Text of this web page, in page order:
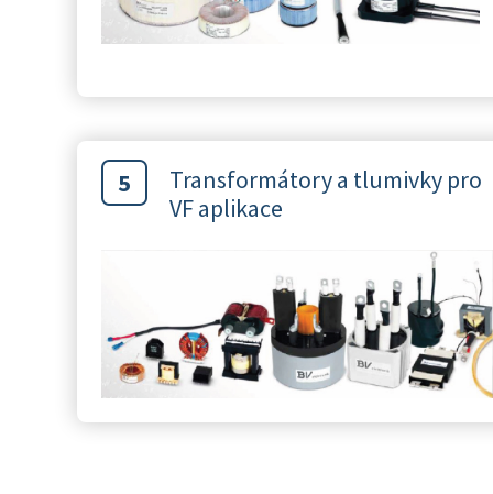
Transformátory a tlumivky pro
VF aplikace